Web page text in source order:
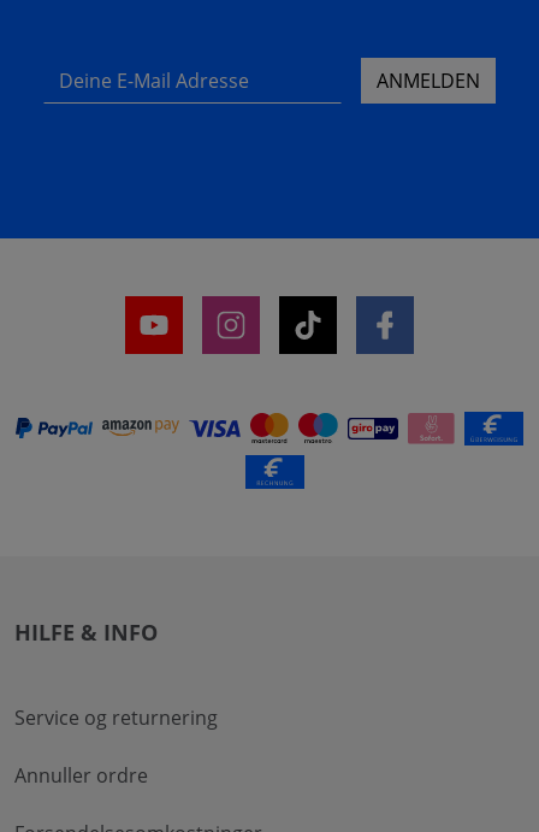
Deine E-Mail Adresse ANMELDEN
HILFE & INFO
Service og returnering
Annuller ordre